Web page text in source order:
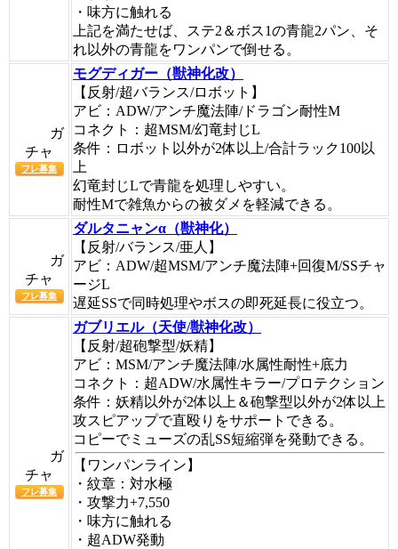
・味方に触れる
上記を満たせば、ステ2＆ボス1の青龍2パン、そ
れ以外の青龍をワンパンで倒せる。
ガ
チャ
フレ募集
モグディガー（獣神化改）
【反射/超バランス/ロボット】
アビ：ADW/アンチ魔法陣/ドラゴン耐性M
コネクト：超MSM/幻竜封じL
条件：ロボット以外が2体以上/合計ラック100以
上
幻竜封じLで青龍を処理しやすい。
耐性Mで雑魚からの被ダメを軽減できる。
ガ
チャ
フレ募集
ダルタニャンα（獣神化）
【反射/バランス/亜人】
アビ：ADW/超MSM/アンチ魔法陣+回復M/SSチャ
ージL
遅延SSで同時処理やボスの即死延長に役立つ。
ガ
チャ
フレ募集
ガブリエル（天使/獣神化改）
【反射/超砲撃型/妖精】
アビ：MSM/アンチ魔法陣/水属性耐性+底力
コネクト：超ADW/水属性キラー/プロテクション
条件：妖精以外が2体以上＆砲撃型以外が2体以上
攻スピアップで直殴りをサポートできる。
コピーでミューズの乱SS短縮弾を発動できる。
【 ワンパンライン 】
・紋章：対水極
・攻撃力+7,550
・味方に触れる
・超ADW発動